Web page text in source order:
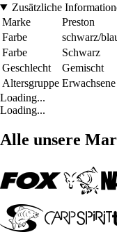
Zusätzliche
Marke
Preston
Farbe
schwarz/
Farbe
Schwarz
Geschlecht
Gemischt
Altersgruppe Erwachsene
Loading...
Loading...
Alle unsere